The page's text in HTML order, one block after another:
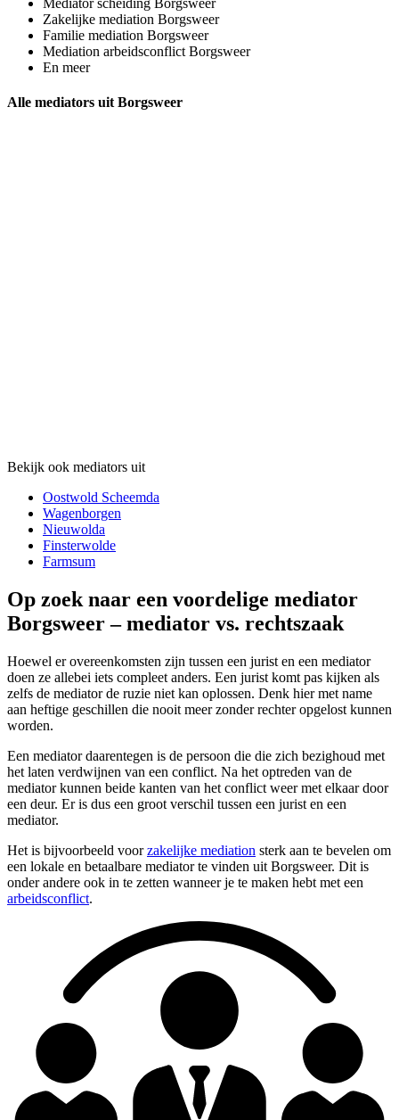
Zakelijke mediation Borgsweer
Familie mediation Borgsweer
Mediation arbeidsconflict Borgsweer
En meer
Alle mediators uit Borgsweer
Bekijk ook mediators uit
Oostwold Scheemda
Wagenborgen
Nieuwolda
Finsterwolde
Farmsum
Op zoek naar een voordelige mediator
Borgsweer – mediator vs. rechtszaak
Hoewel er overeenkomsten zijn tussen een jurist en een mediator
doen ze allebei iets compleet anders. Een jurist komt pas kijken als
zelfs de mediator de ruzie niet kan oplossen. Denk hier met name
aan heftige geschillen die nooit meer zonder rechter opgelost kunnen
worden.
Een mediator daarentegen is de persoon die die zich bezighoud met
het laten verdwijnen van een conflict. Na het optreden van de
mediator kunnen beide kanten van het conflict weer met elkaar door
een deur. Er is dus een groot verschil tussen een jurist en een
mediator.
Het is bijvoorbeeld voorzakelijke mediation sterk aan te bevelen om
een lokale en betaalbare mediator te vinden uit Borgsweer. Dit is
onder andere ook in te zetten wanneer je te maken hebt met een
arbeidsconflict.